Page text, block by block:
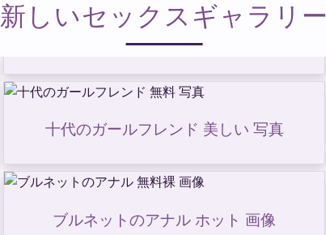
新しいセックスギャラリー
十代のガールフレンド 美しい 写真
ブルネットのアナル ホット 画像